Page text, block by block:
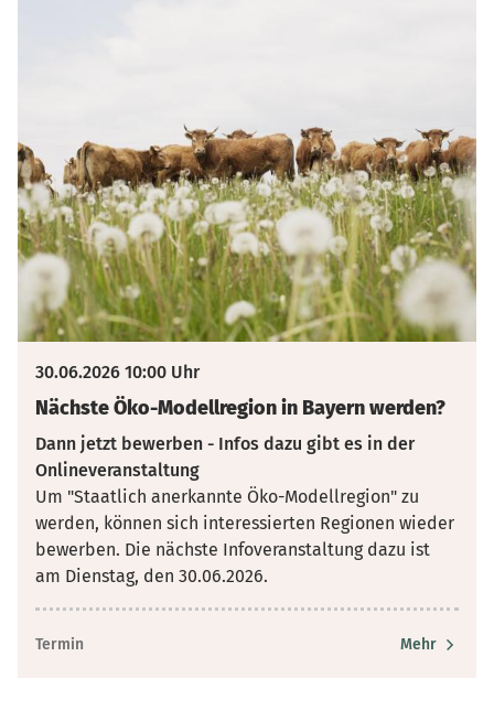
30.06.2026 10:00 Uhr
Nächste Öko-Modellregion in Bayern werden?
Dann jetzt bewerben - Infos dazu gibt es in der
Onlineveranstaltung
Um "Staatlich anerkannte Öko-Modellregion" zu
werden, können sich interessierten Regionen wieder
bewerben. Die nächste Infoveranstaltung dazu ist
am Dienstag, den 30.06.2026.
Termin Mehr